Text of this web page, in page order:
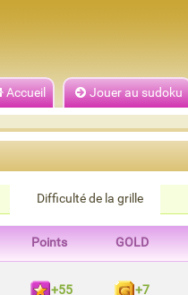
Accueil Jouer au sudoku
Difficulté de la grille
Points GOLD
+55 +7